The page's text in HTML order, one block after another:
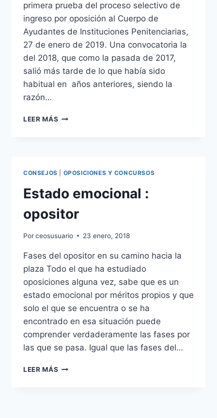
primera prueba del proceso selectivo de
ingreso por oposición al Cuerpo de
Ayudantes de Instituciones Penitenciarias,
27 de enero de 2019. Una convocatoria la
del 2018, que como la pasada de 2017,
salió más tarde de lo que había sido
habitual en años anteriores, siendo la
razón…
LEER MÁS 27
DE
LA
PRUEBA
PRIMERA
DEL
PROCESO
CUERPO
DE
INSTITUCIONES
PENITENCIARIAS
CONSEJOS OPOSICIONES Y CONCURSOS
Estado emocional :
opositor
Porceosusuario 23 enero, 2018
Fases del opositor en su camino hacia la
plaza Todo el que ha estudiado
oposiciones alguna vez, sabe que es un
estado emocional por méritos propios y que
solo el que se encuentra o se ha
encontrado en esa situación puede
comprender verdaderamente las fases por
las que se pasa. Igual que las fases del…
LEER MÁS ESTADO